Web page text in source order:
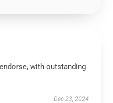
with outstanding
Dec 23, 2024